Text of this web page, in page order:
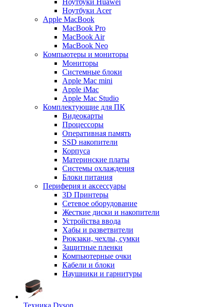
Ноутбуки Huawei
Ноутбуки Acer
Apple MacBook
MacBook Pro
MacBook Air
MacBook Neo
Компьютеры и мониторы
Мониторы
Системные блоки
Apple Mac mini
Apple iMac
Apple Mac Studio
Комплектующие для ПК
Видеокарты
Процессоры
Оперативная память
SSD накопители
Корпуса
Материнские платы
Системы охлаждения
Блоки питания
Периферия и аксессуары
3D Принтеры
Сетевое оборудование
Жесткие диски и накопители
Устройства ввода
Хабы и разветвители
Рюкзаки, чехлы, сумки
Защитные пленки
Компьютерные очки
Кабели и блоки
Наушники и гарнитуры
Техника Dyson